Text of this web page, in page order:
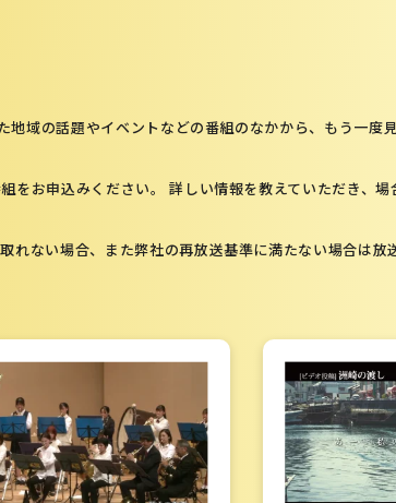
域の話題やイベントなどの番組のなかから、もう一度
をお申込みください。 詳しい情報を教えていただき、
れない場合、また弊社の再放送基準に満たない場合は放